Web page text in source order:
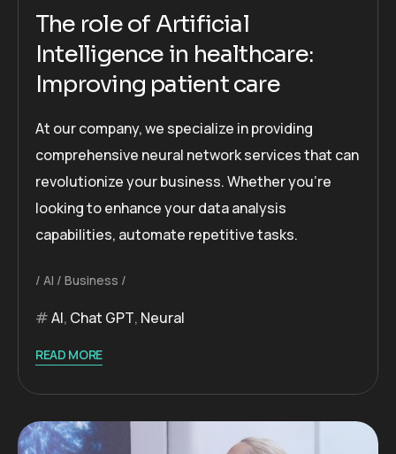
The role of Artificial
Intelligence in healthcare:
Improving patient care
At our company, we specialize in providing
comprehensive neural network services that can
revolutionize your business. Whether you’re
looking to enhance your data analysis
capabilities, automate repetitive tasks.
AI Business
AI, Chat GPT, Neural
READ MORE